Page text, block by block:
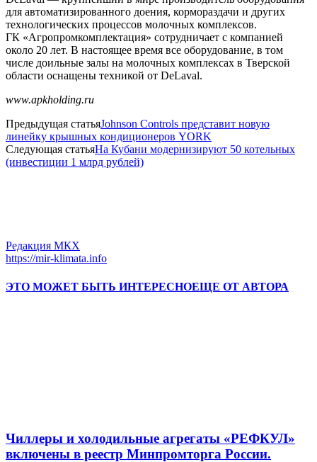
для автоматизированного доения, кормораздачи и других
технологических процессов молочных комплексов.
ГК «Агропромкомплектация» сотрудничает с компанией
около 20 лет. В настоящее время все оборудование, в том
числе доильные залы на молочных комплексах в Тверской
области оснащены техникой от DeLaval.
www.apkholding.ru
Предыдущая статьяJohnson Controls представит новую
линейку крышных кондиционеров YORK
Следующая статьяНа Кубани модернизируют 50 котельных
(инвестиции 1 млрд рублей)
Редакция МКХ
https://mir-klimata.info
ЭТО МОЖЕТ БЫТЬ ИНТЕРЕСНОЕЩЕ ОТ АВТОРА
Чиллеры и холодильные агрегаты «РЕФКУЛ»
включены в реестр Минпромторга России.